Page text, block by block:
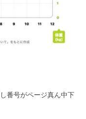
番号がページ真ん中下